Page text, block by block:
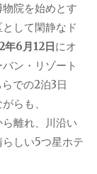
院を始めとす
して閑静なド
年6月12日にオ
ン・リゾート
らでの2泊3日
らも、
離れ、川沿い
しい5つ星ホテ